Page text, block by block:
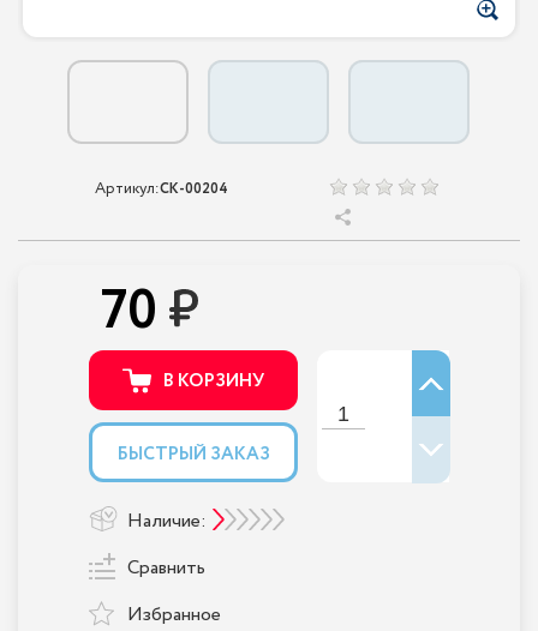
Артикул:CK-00204
70
В КОРЗИНУ
БЫСТРЫЙ ЗАКАЗ
Наличие:
Сравнить
Избранное